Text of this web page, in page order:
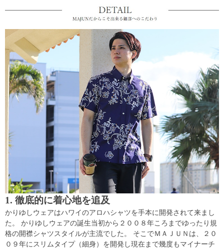
1. 徹底的に着心地を追及
かりゆしウェアはハワイのアロハシャツを手本に開発されて来まし
た。 かりゆしウェアの誕生当初から２００８年ころまでゆったり規
格の開襟シャツスタイルが主流でした。 そこでＭＡＪＵＮは、２０
０９年にスリムタイプ（細身）を開発し現在まで幾度もマイナーチ